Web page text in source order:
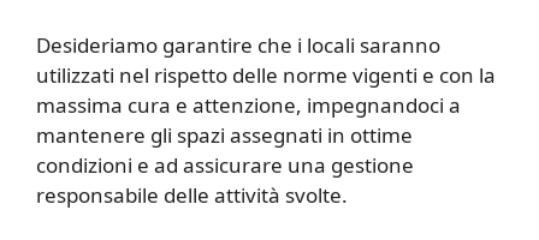
Desideriamo garantire che i locali saranno
utilizzati nel rispetto delle norme vigenti e con la
massima cura e attenzione, impegnandoci a
mantenere gli spazi assegnati in ottime
condizioni e ad assicurare una gestione
responsabile delle attività svolte.